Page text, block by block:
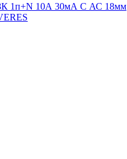
1п+N 10А 30мА С АС 18мм